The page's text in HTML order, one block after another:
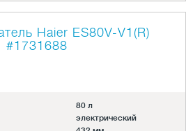
Haier ES80V-V1(R)
#1731688
80 л
электрический